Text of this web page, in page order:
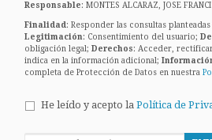
Responsable: MONTES ALCARAZ, JOSE
Finalidad : Responder las consultas
Legitimación: Consentimiento del usuario;
obligación legal; Derechos: Acceder,
indica en la información adicional;
completa de Protección de Datos en nuestra
He leído y acepto la Política de